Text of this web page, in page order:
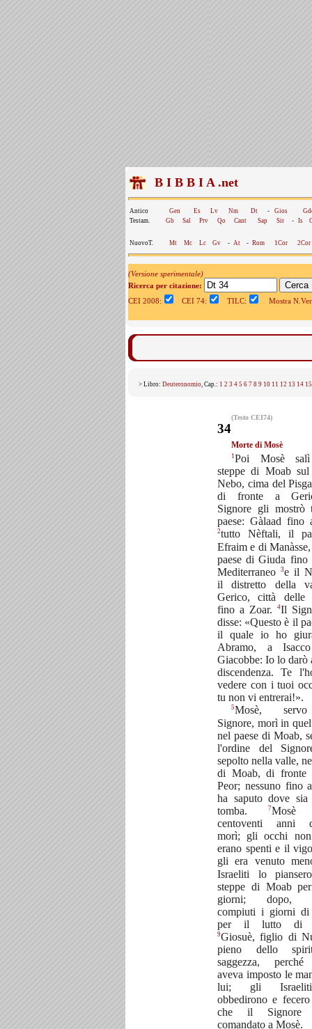
B I B B I A .net
Antico Gen Es Lv Nm Dt - Gios
Testam.
Gb Sal Prv Qo Cant Sap Sir - Is
NuovoT. Mt Mc Lc Gv - At - Rom 1Cor 2Cor
(Versione sperimentale)
Ricerca per citazione:
CEI 2008:
CEI 74: TILC: Mostra
> Libro: Deuteronomio, Cap.: 1 2 3 4 5 6 7 8 9 10 11 12 13 14 15
(Testo CEI74)
34
Morte di Mosè
1Poi Mosè
steppe di Moab sul
Nebo, cima del
di fronte a
Signore gli mostrò
paese: Gàlaad fino
2tutto Nèftali, il
Efraim e di
paese di Giuda fino
Mediterraneo
3e il
il distretto della
Gerico, città delle
fino a Zoar.
4Il
disse: «Questo è il
il quale io ho
Abramo, a
Giacobbe: Io lo darò
discendenza. Te
vedere con i tuoi
tu non vi entrerai!».
5Mosè,
Signore, morì in
nel paese di Moab,
l'ordine del
sepolto nella valle,
di Moab, di fronte
Peor; nessuno fino
ha saputo dove
tomba.
7Mosè
centoventi anni
morì; gli occhi
erano spenti e il
gli era venuto
Israeliti lo
steppe di Moab
giorni; dopo,
compiuti i giorni di
per il lutto di
9Giosuè, figlio di
pieno dello
saggezza,
aveva imposto le
lui; gli
obbedirono e
che il Signore
comandato a Mosè.